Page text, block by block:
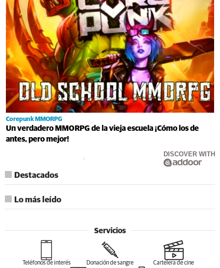
Corepunk MMORPG
Un verdadero MMORPG de la vieja escuela ¡Cómo los de
antes, pero mejor!
DISCOVER WITH
Destacados
Lo más leído
Servicios
Teléfonos de interés Donación de sangre Cartelera de cine